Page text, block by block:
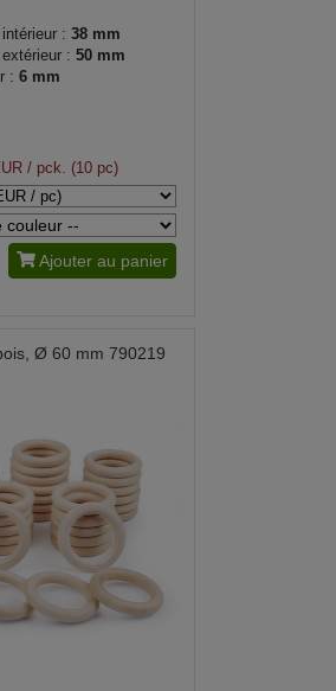
: 38 mm
: 50 mm
: 6 mm
/ pck. (10 pc)
Ajouter au panier
Ø 60 mm 790219